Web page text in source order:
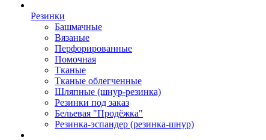
Резинки
Башмачные
Вязаные
Перфорированные
Помочная
Тканые
Тканые облегченные
Шляпные (шнур-резинка)
Резинки под заказ
Бельевая "Продёжка"
Резинка-эспандер (резинка-шнур)